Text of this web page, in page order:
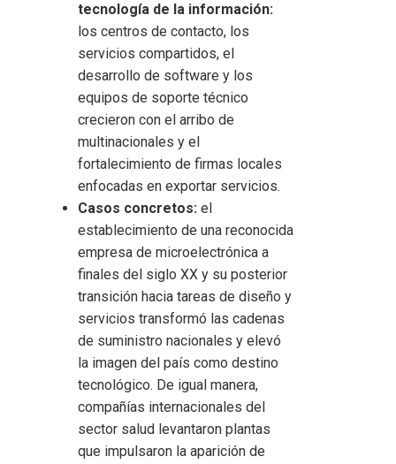
tecnología de la información:
los centros de contacto, los
servicios compartidos, el
desarrollo de software y los
equipos de soporte técnico
crecieron con el arribo de
multinacionales y el
fortalecimiento de firmas locales
enfocadas en exportar servicios.
Casos concretos: el
establecimiento de una reconocida
empresa de microelectrónica a
finales del siglo XX y su posterior
transición hacia tareas de diseño y
servicios transformó las cadenas
de suministro nacionales y elevó
la imagen del país como destino
tecnológico. De igual manera,
compañías internacionales del
sector salud levantaron plantas
que impulsaron la aparición de